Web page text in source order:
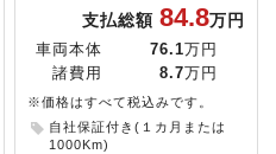
支払総額 84.8万円
車両本体 76.1万円
諸費用
8.7万円
※価格はすべて税込みです。
自社保証付き(１カ月または
1000Km)